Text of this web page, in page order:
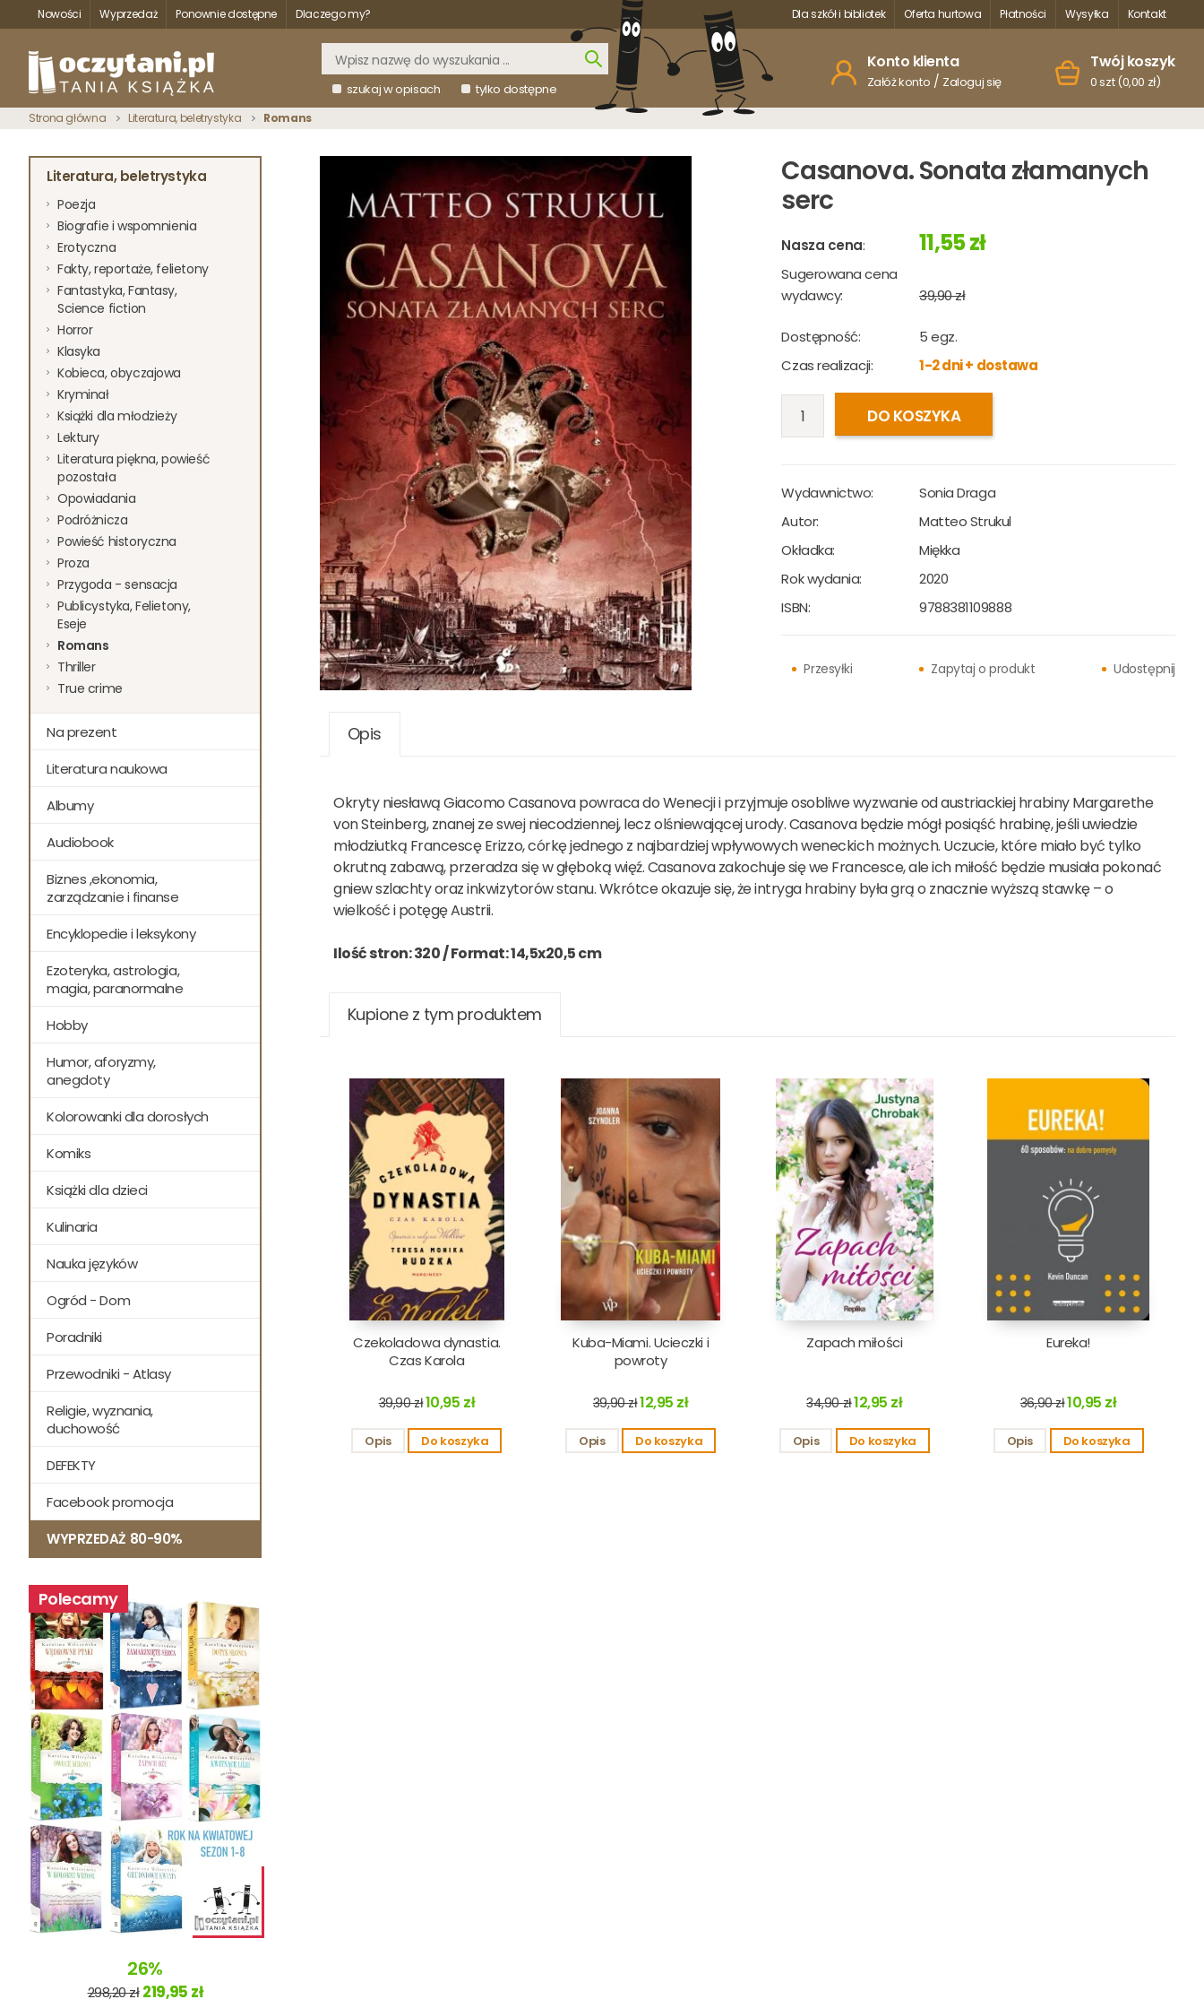
Nowości Wyprzedaż Ponownie dostępne Dlaczego my? Dla szkół i bibliotek Oferta hurtowa Płatności Wysyłka Kontakt
szukaj w opisach tylko dostępne
Konto klienta
Załóż konto / Zaloguj się
Twój koszyk
0 szt (0,00 zł)
Strona główna Literatura, beletrystyka Romans
Na prezent
Literatura, beletrystyka
Poezja
Biografie i wspomnienia
Erotyczna
Fakty, reportaże, felietony
Fantastyka, Fantasy,
Science fiction
Horror
Klasyka
Kobieca, obyczajowa
Kryminał
Książki dla młodzieży
Lektury
Literatura piękna, powieść
pozostała
Opowiadania
Podróżnicza
Powieść historyczna
Proza
Przygoda - sensacja
Publicystyka, Felietony,
Eseje
Romans
Thriller
True crime
Literatura naukowa
Albumy
Audiobook
Biznes ,ekonomia,
zarządzanie i finanse
Encyklopedie i leksykony
Ezoteryka, astrologia,
magia, paranormalne
Hobby
Humor, aforyzmy,
anegdoty
Kolorowanki dla dorosłych
Komiks
Książki dla dzieci
Kulinaria
Nauka języków
Ogród - Dom
Poradniki
Przewodniki - Atlasy
Religie, wyznania,
duchowość
DEFEKTY
Facebook promocja
WYPRZEDAŻ 80-90%
Polecamy
26%
298,20 zł 219,95 zł
Casanova. Sonata złamanych
serc
Nasza cena: 11,55 zł
Sugerowana cena
wydawcy:
39,90 zł
Dostępność: 5egz.
Czas realizacji:
1-2 dni + dostawa
DO KOSZYKA
Wydawnictwo:
Sonia Draga
Autor:
Matteo Strukul
Okładka:
Miękka
Rok wydania:
2020
ISBN:
9788381109888
Przesyłki Zapytaj o produkt Udostępnij
Opis
Okryty niesławą Giacomo Casanova powraca do Wenecji i przyjmuje osobliwe wyzwanie od austriackiej hrabiny Margarethe
von Steinberg, znanej ze swej niecodziennej, lecz olśniewającej urody. Casanova będzie mógł posiąść hrabinę, jeśli uwiedzie
młodziutką Francescę Erizzo, córkę jednego z najbardziej wpływowych weneckich możnych. Uczucie, które miało być tylko
okrutną zabawą, przeradza się w głęboką więź. Casanova zakochuje się we Francesce, ale ich miłość będzie musiała pokonać
gniew szlachty oraz inkwizytorów stanu. Wkrótce okazuje się, że intryga hrabiny była grą o znacznie wyższą stawkę – o
wielkość i potęgę Austrii.
Ilość stron: 320 /Format: 14,5x20,5 cm
Kupione z tym produktem
Czekoladowa dynastia.
Czas Karola
39,90 zł10,95 zł
Opis Do koszyka
Kuba-Miami. Ucieczki i
powroty
39,90 zł12,95 zł
Opis Do koszyka
Zapach miłości
34,90 zł12,95 zł
Opis Do koszyka
Eureka!
36,90 zł10,95 zł
Opis Do koszyka